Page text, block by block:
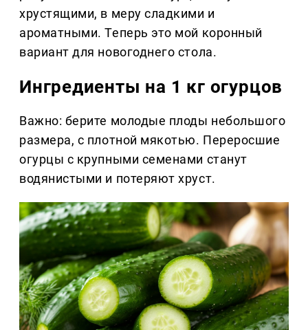
хрустящими, в меру сладкими и
ароматными. Теперь это мой коронный
вариант для новогоднего стола.
Ингредиенты на 1 кг огурцов
Важно: берите молодые плоды небольшого
размера, с плотной мякотью. Переросшие
огурцы с крупными семенами станут
водянистыми и потеряют хруст.